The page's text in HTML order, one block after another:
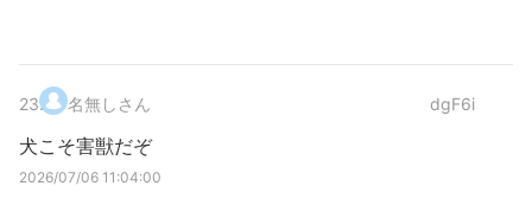
23. 名無しさん dgF6i
犬こそ害獣だぞ
2026/07/06 11:04:00